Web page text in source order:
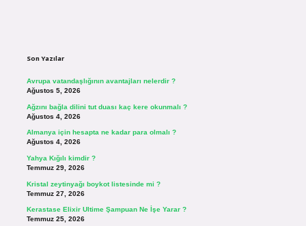
Son Yazılar
Avrupa vatandaşlığının avantajları nelerdir ?
Ağustos 5, 2026
Ağzını bağla dilini tut duası kaç kere okunmalı ?
Ağustos 4, 2026
Almanya için hesapta ne kadar para olmalı ?
Ağustos 4, 2026
Yahya Kığılı kimdir ?
Temmuz 29, 2026
Kristal zeytinyağı boykot listesinde mi ?
Temmuz 27, 2026
Kerastase Elixir Ultime Şampuan Ne İşe Yarar ?
Temmuz 25, 2026